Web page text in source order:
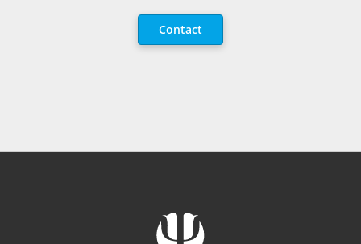
Contact